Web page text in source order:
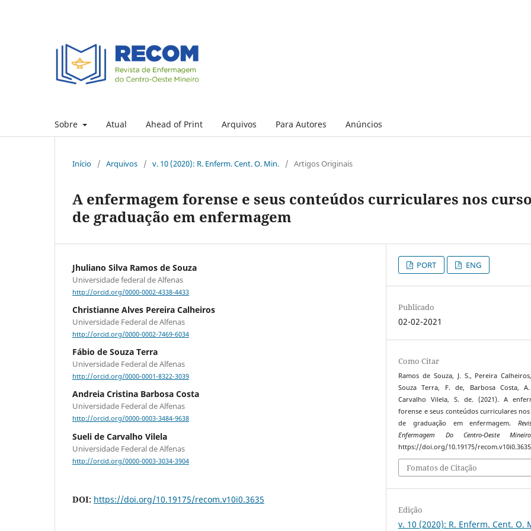
Sobre Atual Ahead of Print Arquivos Para Autores Anúncios
Início / Arquivos / v. 10 (2020): R. Enferm. Cent. O. Min. / Artigos Originais
A enfermagem forense e seus conteúdos curriculares nos
de graduação em enfermagem
Jhuliano Silva Ramos de Souza
Universidade federal de Alfenas
http://orcid.org/0000-0002-4338-4433
Christianne Alves Pereira Calheiros
Universidade Federal de Alfenas
http://orcid.org/0000-0002-7469-6034
Fábio de Souza Terra
Universidade Federal de Alfenas
http://orcid.org/0000-0001-8322-3039
Andreia Cristina Barbosa Costa
Universidade Federal de Alfenas
http://orcid.org/0000-0003-3484-9638
Sueli de Carvalho Vilela
Universidade Federal de Alfenas
http://orcid.org/0000-0003-3034-3904
DOI: https://doi.org/10.19175/recom.v10i0.3635
PORT ENG
Publicado
02-02-2021
Como Citar
Ramos de Souza, J. S., Pereira
Souza Terra, F. de, Barbosa Costa,
Carvalho Vilela, S. de. (2021). A
forense e seus conteúdos curriculares
de graduação em enfermagem.
Enfermagem Do Centro-Oeste Mineiro
https://doi.org/10.19175/recom.v10i0.3635
Fomatos de Citação
Edição
v. 10 (2020): R. Enferm. Cent. O.